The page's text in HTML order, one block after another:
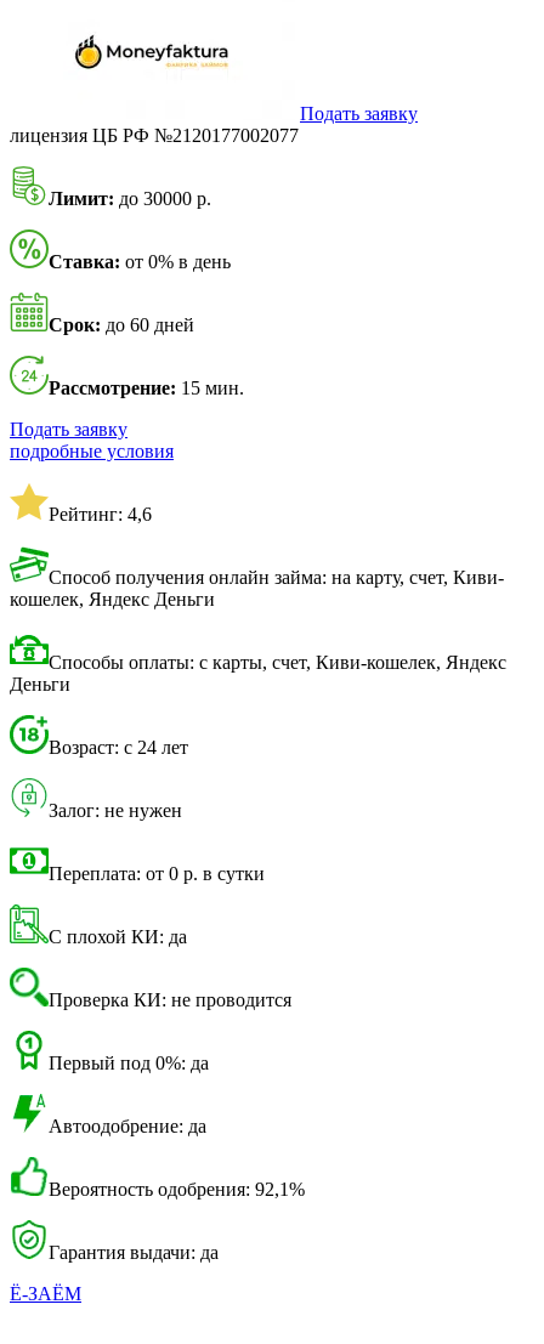
Подать заявку
лицензия ЦБ РФ №2120177002077
Лимит: до 30000 р.
Ставка: от 0% в день
Срок: до 60 дней
Рассмотрение: 15 мин.
Подать заявку
подробные условия
Рейтинг: 4,6
Способ получения онлайн займа: на карту, счет, Киви-
кошелек, Яндекс Деньги
Способы оплаты: с карты, счет, Киви-кошелек, Яндекс
Деньги
Возраст: с 24 лет
Залог: не нужен
Переплата: от 0 р. в сутки
С плохой КИ: да
Проверка КИ: не проводится
Первый под 0%: да
Автоодобрение: да
Вероятность одобрения: 92,1%
Гарантия выдачи: да
Ё-ЗАЁМ